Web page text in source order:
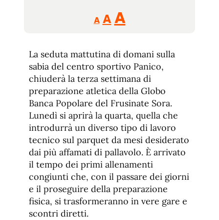
A
Reducir
tamaño
A Restablecer
de
fuente
AAumentar
de
fuente.
La seduta mattutina di domani sulla
sabia del centro sportivo Panico,
chiuderà la terza settimana di
preparazione atletica della Globo
Banca Popolare del Frusinate Sora.
Lunedì si aprirà la quarta, quella che
introdurrà un diverso tipo di lavoro
tecnico sul parquet da mesi desiderato
dai più affamati di pallavolo. È arrivato
il tempo dei primi allenamenti
congiunti che, con il passare dei giorni
e il proseguire della preparazione
fisica, si trasformeranno in vere gare e
scontri diretti.